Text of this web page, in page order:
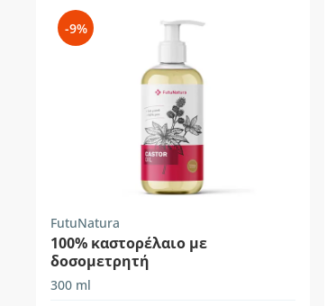
-9%
FutuNatura
100% καστορέλαιο με
δοσομετρητή
300 ml